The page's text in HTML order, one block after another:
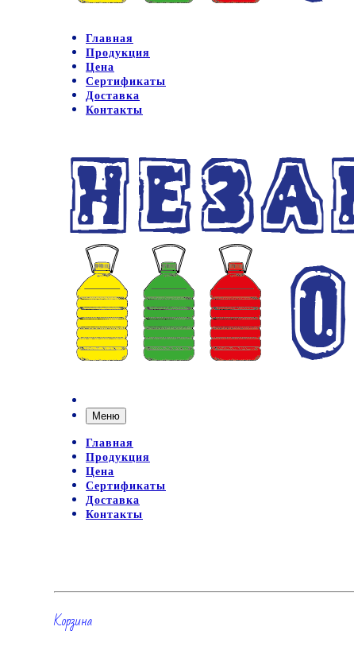
Главная
Продукция
Цена
Сертификаты
Доставка
Контакты
Меню
Главная
Продукция
Цена
Сертификаты
Доставка
Контакты
Корзина